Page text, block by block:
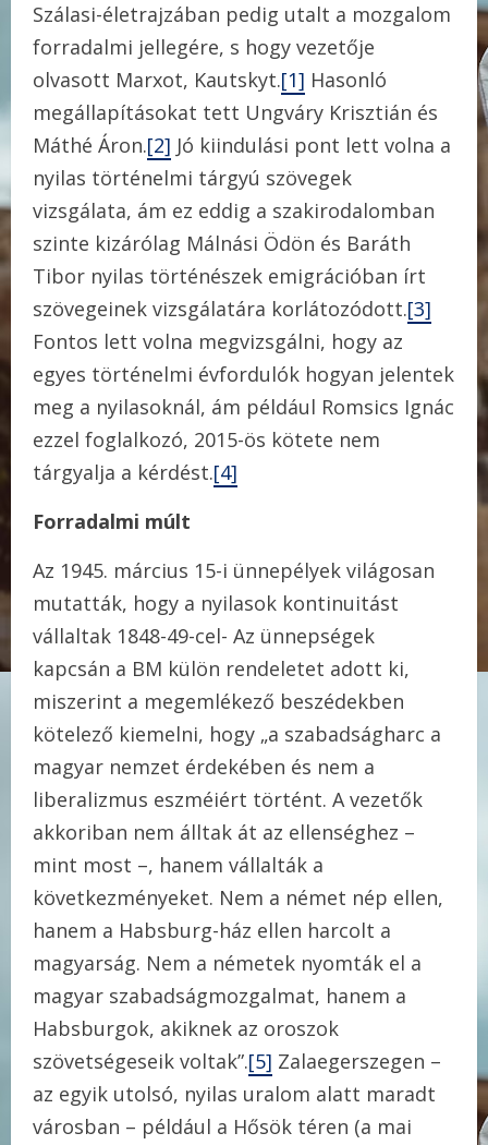
Szálasi-életrajzában pedig utalt a mozgalom
forradalmi jellegére, s hogy vezetője
olvasott Marxot, Kautskyt.[1] Hasonló
megállapításokat tett Ungváry Krisztián és
Máthé Áron.[2] Jó kiindulási pont lett volna a
nyilas történelmi tárgyú szövegek
vizsgálata, ám ez eddig a szakirodalomban
szinte kizárólag Málnási Ödön és Baráth
Tibor nyilas történészek emigrációban írt
szövegeinek vizsgálatára korlátozódott.[3]
Fontos lett volna megvizsgálni, hogy az
egyes történelmi évfordulók hogyan jelentek
meg a nyilasoknál, ám például Romsics Ignác
ezzel foglalkozó, 2015-ös kötete nem
tárgyalja a kérdést.[4]
Forradalmi múlt
Az 1945. március 15-i ünnepélyek világosan
mutatták, hogy a nyilasok kontinuitást
vállaltak 1848-49-cel- Az ünnepségek
kapcsán a BM külön rendeletet adott ki,
miszerint a megemlékező beszédekben
kötelező kiemelni, hogy „a szabadságharc a
magyar nemzet érdekében és nem a
liberalizmus eszméiért történt. A vezetők
akkoriban nem álltak át az ellenséghez –
mint most –, hanem vállalták a
következményeket. Nem a német nép ellen,
hanem a Habsburg-ház ellen harcolt a
magyarság. Nem a németek nyomták el a
magyar szabadságmozgalmat, hanem a
Habsburgok, akiknek az oroszok
szövetségeseik voltak”.[5] Zalaegerszegen –
az egyik utolsó, nyilas uralom alatt maradt
városban – például a Hősök téren (a mai